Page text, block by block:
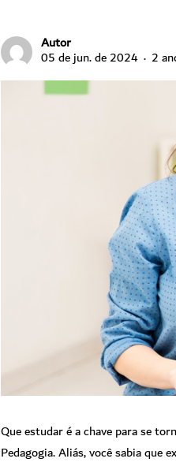
Autor
05 de jun. de 2024 2
Que estudar é a chave para se
Pedagogia. Aliás, você sabia que